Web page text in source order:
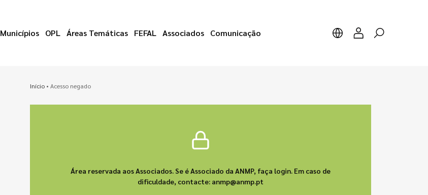
Municípios OPL Áreas Temáticas FEFAL Associados Comunicação
Início• Acesso negado
Área reservada aos Associados. Se é Associado da ANMP, faça login. Em caso de
dificuldade, contacte: anmp@anmp.pt